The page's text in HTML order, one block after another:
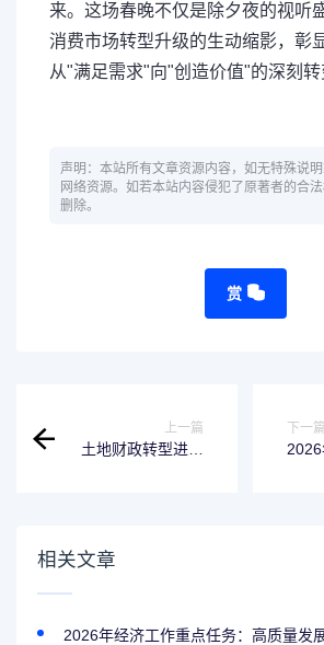
来。这场春晚不仅是除夕夜的视听
消费市场转型升级的生动缩影，彰
从"满足需求"向"创造价值"的深刻转
声明：本站所有文章资源内容，如无特殊说
网络资源。如若本站内容侵犯了原著者的合
删除。
赏
上一篇
土地财政转型进行
下一篇
2026
相关文章
2026年经济工作重点任务：高质量发